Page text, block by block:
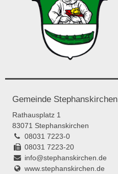
Gemeinde Stephanskirchen
Rathausplatz 1
83071 Stephanskirchen
08031 7223-0
08031 7223-20
info@stephanskirchen.de
www.stephanskirchen.de